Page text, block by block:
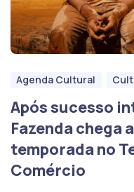
Agenda Cultural
Após sucesso
Fazenda chega
temporada no
Comércio